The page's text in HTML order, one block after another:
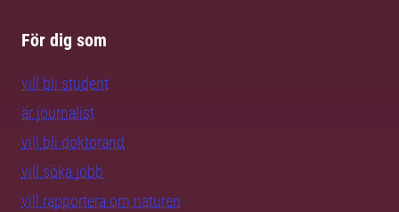
För dig som
vill bli student
är journalist
vill bli doktorand
vill söka jobb
vill rapportera om naturen